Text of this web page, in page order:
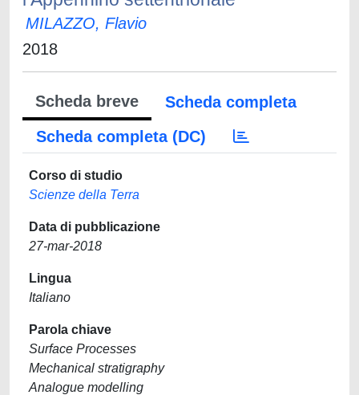
MILAZZO, Flavio
2018
Scheda breve
Scheda completa
Scheda completa (DC)
Corso di studio
Scienze della Terra
Data di pubblicazione
27-mar-2018
Lingua
Italiano
Parola chiave
Surface Processes
Mechanical stratigraphy
Analogue modelling